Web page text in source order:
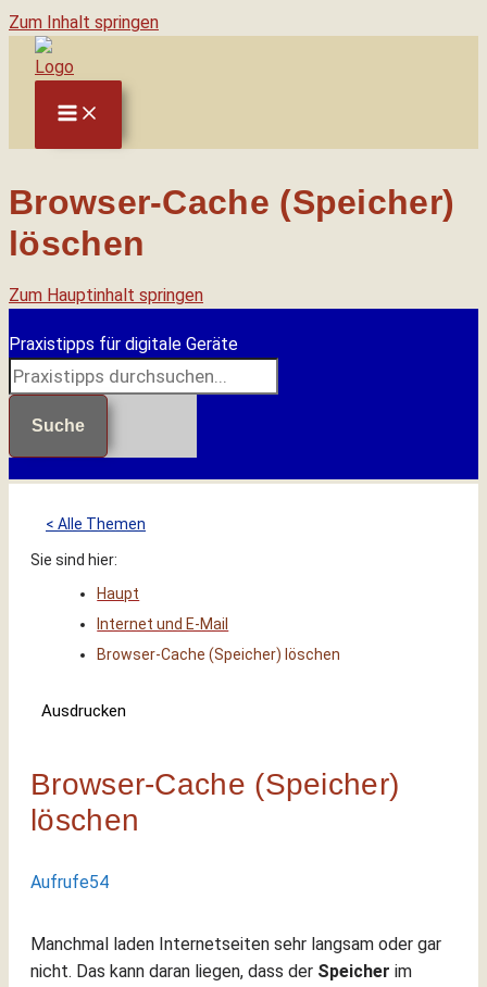
Zum Inhalt springen
Browser-Cache (Speicher)
löschen
Zum Hauptinhalt springen
Praxistipps für digitale Geräte
Suche
< Alle Themen
Sie sind hier:
Haupt
Internet und E-Mail
Browser-Cache (Speicher) löschen
Ausdrucken
Browser-Cache (Speicher)
löschen
Aufrufe54
Manchmal laden Internetseiten sehr langsam oder gar
nicht. Das kann daran liegen, dass der Speicher im